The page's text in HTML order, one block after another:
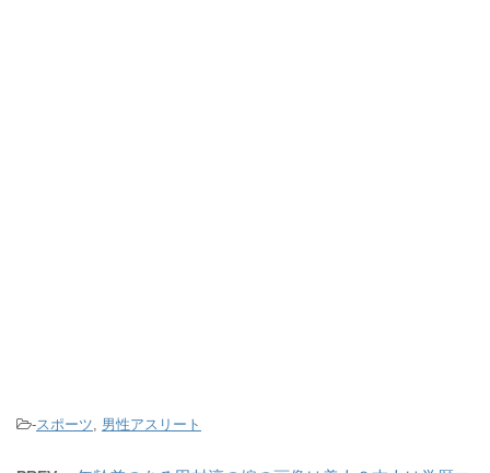
-スポーツ 男性アスリート